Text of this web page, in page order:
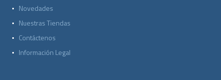
Novedades
Nuestras Tiendas
Contáctenos
Información Legal